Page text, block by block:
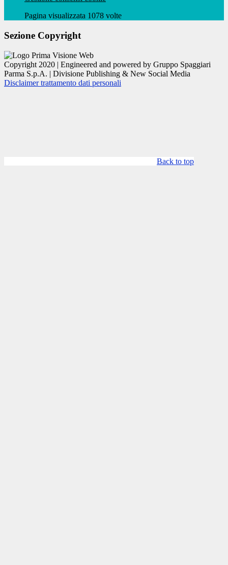
Pagina visualizzata 1078 volte
Sezione Copyright
Copyright 2020 | Engineered and powered by Gruppo Spaggiari
Parma S.p.A. | Divisione Publishing & New Social Media
Disclaimer trattamento dati personali
Back to top